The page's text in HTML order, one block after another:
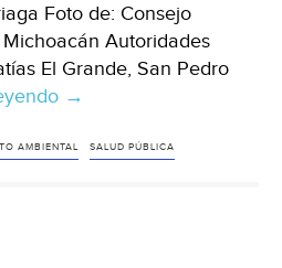
Foto de: Consejo
Autoridades
El Grande, San Pedro
Michoacán
Exigen
→
AMBIENTAL SALUD PÚBLICA